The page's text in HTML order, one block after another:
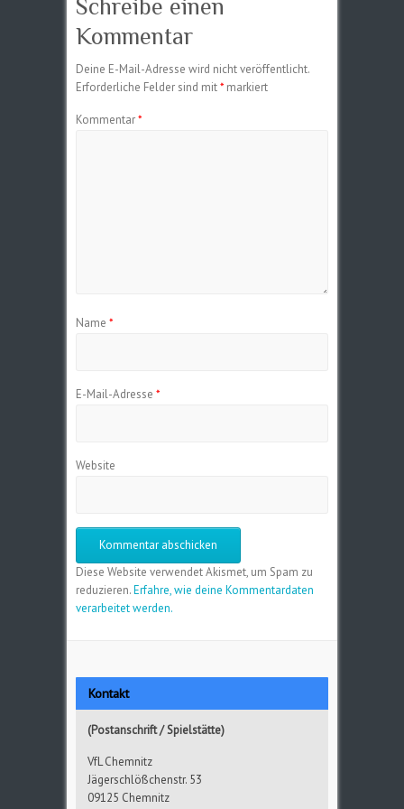
Schreibe einen
Kommentar
Deine E-Mail-Adresse wird nicht veröffentlicht.
Erforderliche Felder sind mit* markiert
Kommentar*
Name *
E-Mail-Adresse *
Website
Diese Website verwendet Akismet, um Spam zu
reduzieren.Erfahre, wie deine Kommentardaten
verarbeitet werden.
Kontakt
(Postanschrift / Spielstätte)
VfL Chemnitz
Jägerschlößchenstr. 53
09125 Chemnitz